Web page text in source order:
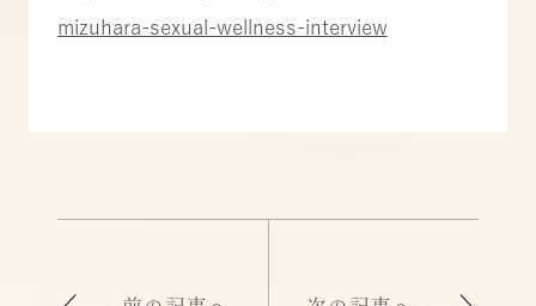
mizuhara-sexual-wellness-interview